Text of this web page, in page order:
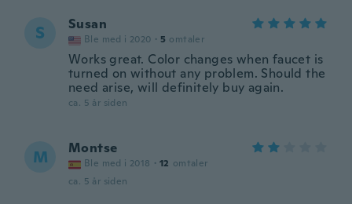
S Susan
Ble med i 2020 · 5 omtaler
Works great. Color changes when faucet is
turned on without any problem. Should the
need arise, will definitely buy again.
ca. 5 år siden
M Montse
Ble med i 2018 · 12 omtaler
ca. 5 år siden